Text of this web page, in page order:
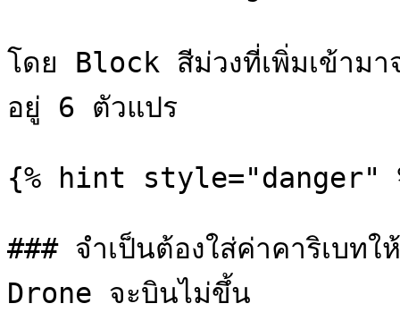
โดย Block สีม่วงที่เพิ่มเข้ามา
อยู่ 6 ตัวแปร
{% hint style="danger"
### จำเป็นต้องใส่ค่าคาริเบท
Drone จะบินไม่ขึ้น